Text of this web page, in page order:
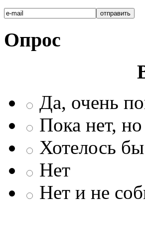
Опрос
Да, очень
Пока нет,
Хотелось
Нет
Нет и не